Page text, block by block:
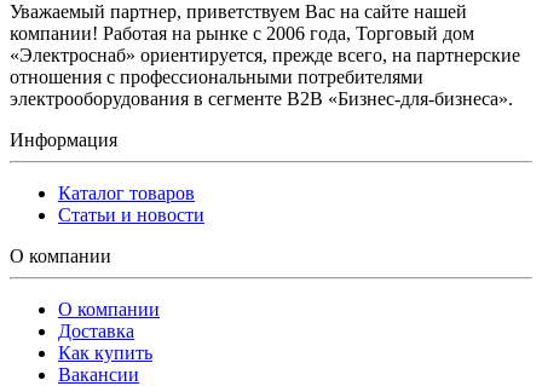
Уважаемый партнер, приветствуем Вас на сайте нашей
компании! Работая на рынке с 2006 года, Торговый дом
«Электроснаб» ориентируется, прежде всего, на партнерские
отношения с профессиональными потребителями
электрооборудования в сегменте B2B «Бизнес-для-бизнеса».
Информация
Каталог товаров
Статьи и новости
О компании
О компании
Доставка
Как купить
Вакансии